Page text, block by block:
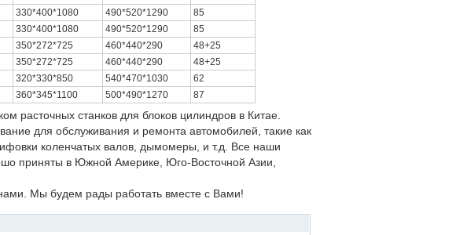
330*400*1080 490*520*1290
85
330*400*1080 490*520*1290
85
350*272*725 460*440*290
48+25
350*272*725 460*440*290
48+25
320*330*850 540*470*1030
62
360*345*1100 500*490*1270 87
расточных станков для блоков цилиндров в Китае.
для обслуживания и ремонта автомобилей, такие как
коленчатых валов, дымомеры, и т.д. Все наши
приняты в Южной Америке, Юго-Восточной Азии,
Мы будем рады работать вместе с Вами!